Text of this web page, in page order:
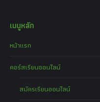
เมนูหลัก
หน้าแรก
คอร์สเรียนออนไลน์
สมัครเรียนออนไลน์